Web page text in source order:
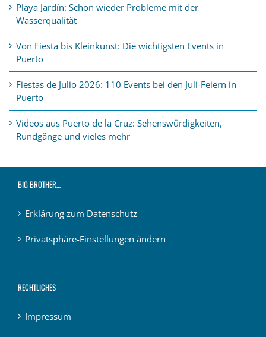
Playa Jardín: Schon wieder Probleme mit der
Wasserqualität
Von Fiesta bis Kleinkunst: Die wichtigsten Events in
Puerto
Fiestas de Julio 2026: 110 Events bei den Juli-Feiern in
Puerto
Videos aus Puerto de la Cruz: Sehenswürdigkeiten,
Rundgänge und vieles mehr
BIG BROTHER…
Erklärung zum Datenschutz
Privatsphäre-Einstellungen ändern
RECHTLICHES
Impressum